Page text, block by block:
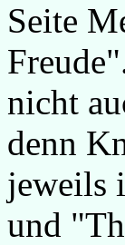
Seite
nicht
denn
jeweils
und